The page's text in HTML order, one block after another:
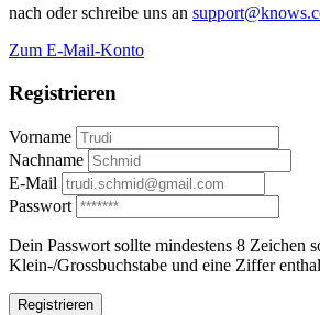
nach oder schreibe uns an
Zum E-Mail-Konto
Registrieren
Vorname
Nachname
E-Mail
Passwort
Dein Passwort sollte mindestens 8 Zeichen
Klein-/Grossbuchstabe und eine Ziffer
Registrieren